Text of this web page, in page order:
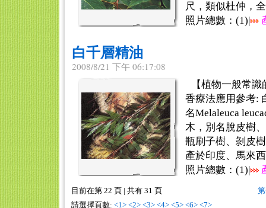
尺，類似杜仲，
照片總數：(1)|
白千層精油
2008/8/21 下午 06:17:08
【植物一般常
香療法應用參考:
名Melaleuca
木，別名脫皮樹
瓶刷子樹、剝皮
產於印度、馬來
照片總數：(1)|
目前在第 22 頁 | 共有 31 頁
請選擇頁數: <1> <2> <3> <4> <5> <6> <7>